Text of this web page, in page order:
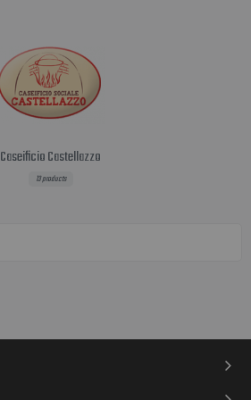
Caseificio Castellazzo
13 products